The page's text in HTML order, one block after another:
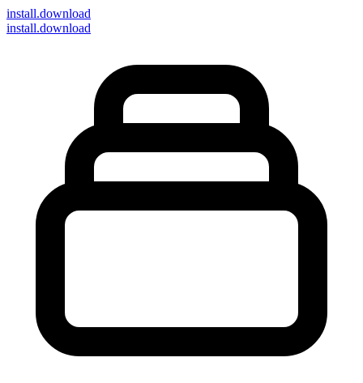
install.download
install.download